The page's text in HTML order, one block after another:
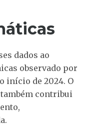
dados ao
observado por
início de 2024. O
contribui